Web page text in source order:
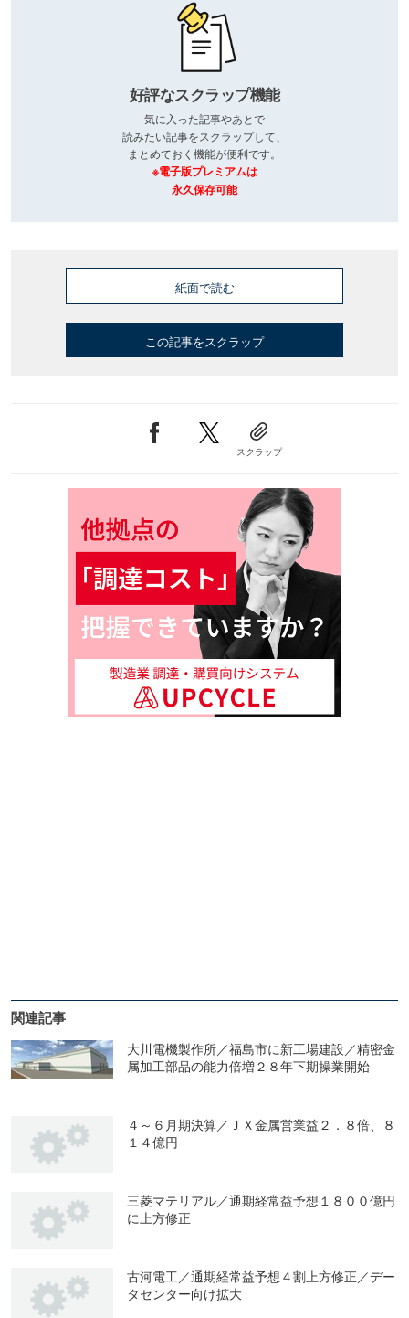
好評なスクラップ機能
気に入った記事やあとで
読みたい記事をスクラップして、
まとめておく機能が便利です。
※電子版プレミアムは
永久保存可能
紙面で読む
この記事をスクラップ
スクラップ
関連記事
大川電機製作所／福島市に新工場建設／精密金
属加工部品の能力倍増２８年下期操業開始
４～６月期決算／ＪＸ金属営業益２．８倍、８
１４億円
三菱マテリアル／通期経常益予想１８００億円
に上方修正
古河電工／通期経常益予想４割上方修正／デー
タセンター向け拡大